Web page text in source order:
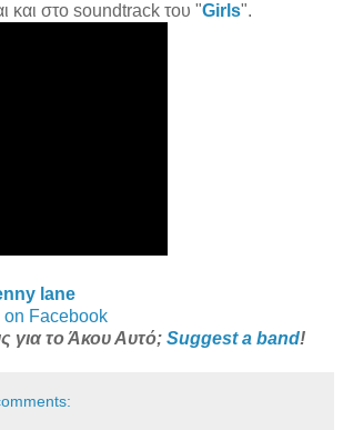
και στο soundtrack του "Girls".
lane
Facebook
για το Άκου Αυτό; Suggest a band!